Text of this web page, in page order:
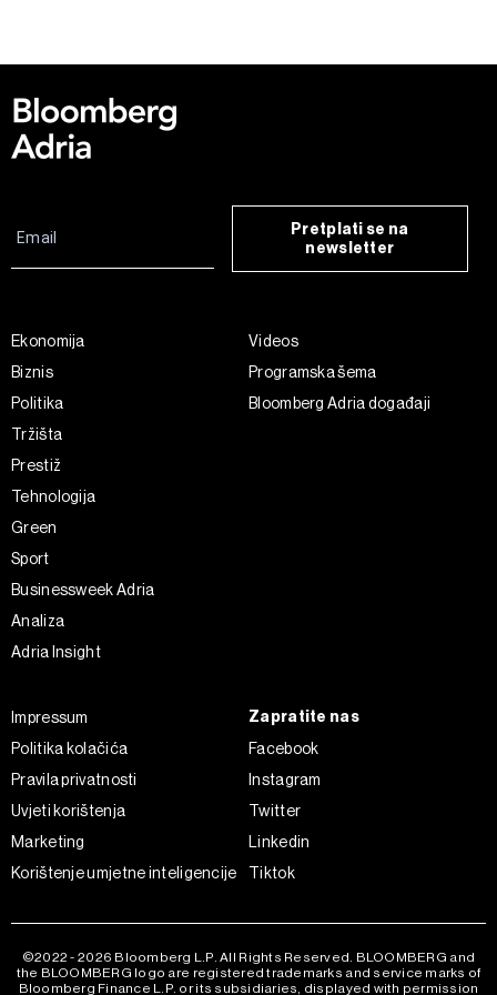
Pretplati se na
newsletter
Ekonomija
Biznis
Politika
Tržišta
Prestiž
Tehnologija
Green
Sport
Businessweek Adria
Analiza
Adria Insight
Videos
Programska šema
Bloomberg Adria događaji
Impressum
Politika kolačića
Pravila privatnosti
Uvjeti korištenja
Marketing
Korištenje umjetne inteligencije
Zapratite nas
Facebook
Instagram
Twitter
Linkedin
Tiktok
©2022 - 2026 Bloomberg L.P. All Rights Reserved. BLOOMBERG and
the BLOOMBERG logo are registered trademarks and service marks of
Bloomberg Finance L.P. or its subsidiaries, displayed with permission